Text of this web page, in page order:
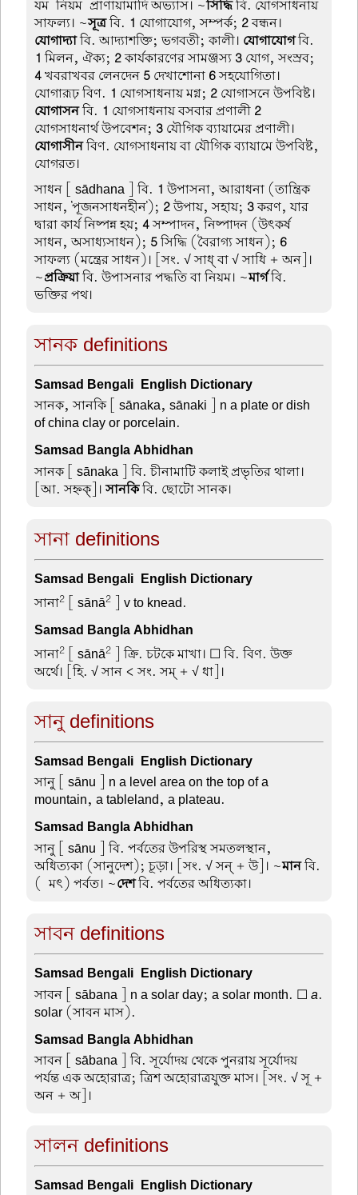
যম-নিয়ম-প্রাণায়ামাদি অভ্যাস। ~সিদ্ধিবি. যোগসাধনায়
সাফল্য। ~সূত্রবি. 1 যোগাযোগ, সম্পর্ক; 2বন্ধন।
যোগাদ্যাবি. আদ্যাশক্তি; ভগবতী; কালী। যোগাযোগবি.
1 মিলন, ঐক্য; 2কার্যকারণের সামঞ্জস্য 3 যোগ, সংস্রব;
4খবরাখবর লেনদেন 5 দেখাশোনা 6সহযোগিতা।
যোগারূঢ় বিণ. 1 যোগসাধনায় মগ্ন; 2 যোগাসনে উপবিষ্ট।
যোগাসনবি. 1 যোগসাধনায় বসবার প্রণালী 2
যোগসাধনার্থ উপবেশন; 3 যৌগিক ব্যায়ামের প্রণালী।
যোগাসীনবিণ. যোগসাধনায় বা যৌগিক ব্যায়ামে উপবিষ্ট,
যোগরত।
সাধন [ sādhana ] বি. 1 উপাসনা, আরাধনা (তান্ত্রিক
সাধন, 'পূজনসাধনহীন'); 2উপায়, সহায়; 3করণ, যার
দ্বারা কার্য নিষ্পন্ন হয়;4সম্পাদন, নিষ্পাদন (উৎকর্ষ
সাধন, অসাধ্যসাধন); 5সিদ্ধি (বৈরাগ্য সাধন); 6
সাফল্য (মন্ত্রের সাধন)। [সং. √ সাধ্ বা √ সাধি + অন]।
~প্রক্রিয়াবি. উপাসনার পদ্ধতি বা নিয়ম। ~মার্গবি.
ভক্তির পথ।
সানক definitions
Samsad Bengali-English Dictionary
সানক, সানকি[ sānaka, sānaki ] n a plate or dish
of china clay or porcelain.
Samsad Bangla Abhidhan
সানক[ sānaka ] বি. চীনামাটি কলাই প্রভৃতির থালা।
[আ. সহ্নক্]।সানকিবি. ছোটো সানক।
সানা definitions
Samsad Bengali-English Dictionary
সানা2 [ sānā2
] v to knead.
Samsad Bangla Abhidhan
সানা2 [ sānā2
] ক্রি. চটকে মাখা। ☐ বি. বিণ. উক্ত
অর্থে। [হি. √ সান < সং. সম্ + √ ধা]।
সানু definitions
Samsad Bengali-English Dictionary
সানু [ sānu ] n a level area on the top of a
mountain, a tableland, a plateau.
Samsad Bangla Abhidhan
সানু [ sānu ] বি. পর্বতের উপরিস্থ সমতলস্থান,
অধিত্যকা (সানুদেশ); চূড়া। [সং. √ সন্ + উ]। ~মানবি.
(-মৎ) পর্বত। ~দেশবি. পর্বতের অধিত্যকা।
সাবন definitions
Samsad Bengali-English Dictionary
সাবন [ sābana ] n a solar day; a solar month. ☐a.
solar (সাবন মাস).
Samsad Bangla Abhidhan
সাবন [ sābana ] বি. সূর্যোদয় থেকে পুনরায় সূর্যোদয়
পর্যন্ত এক অহোরাত্র; ত্রিশ অহোরাত্রযুক্ত মাস। [সং. √ সূ +
অন + অ]।
সালন definitions
Samsad Bengali-English Dictionary